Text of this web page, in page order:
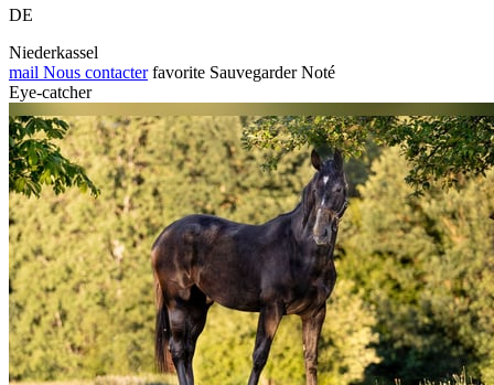
DE
Niederkassel
mail Nous contacter favorite Sauvegarder Noté
Eye-catcher